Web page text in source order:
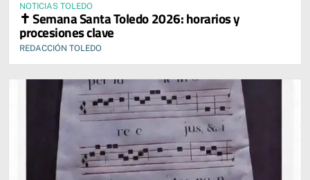
NOTICIAS TOLEDO
✝️ Semana Santa Toledo 2026: horarios y
procesiones clave
REDACCIÓN TOLEDO